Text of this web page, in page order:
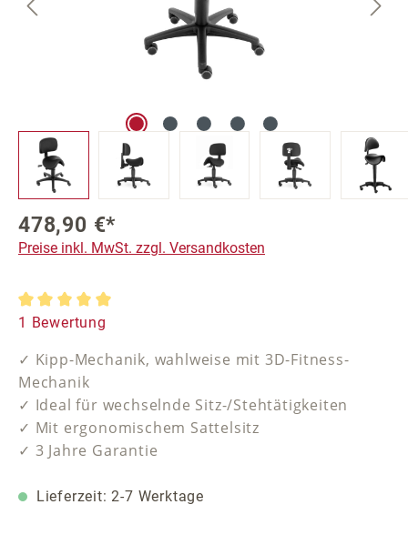
478,90 €*
Preise inkl. MwSt. zzgl. Versandkosten
Durchschnittliche Bewertung von 5 von 5 Sternen
1 Bewertung
✓ Kipp-Mechanik, wahlweise mit 3D-Fitness-
Mechanik
✓ Ideal für wechselnde Sitz-/Stehtätigkeiten
✓ Mit ergonomischem Sattelsitz
✓ 3 Jahre Garantie
Lieferzeit: 2-7 Werktage